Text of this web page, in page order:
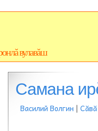
вулавăш
Самана
Василий Волгин | Сăвă